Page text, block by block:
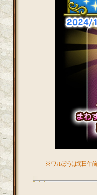
※ ワルぼうは毎日午